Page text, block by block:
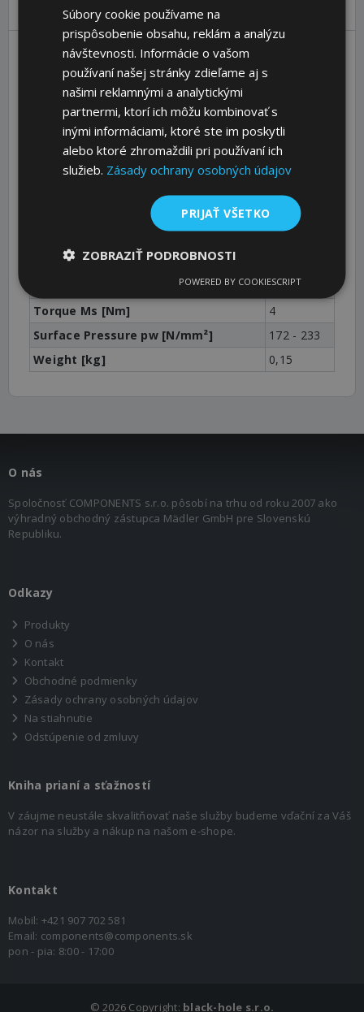
Parametre Ceny
Inner Ø d [mm]
Shaft Ø dw [mm]
Torque Mt [Nm]
D [mm]
44
L [mm]
17
20,5
16
Torque Ms [Nm]
4
Surface Pressure pw [N/mm²]
172 - 233
Weight [kg]
0,15
O nás
Spoločnosť COMPONENTS s.r.o. pôsobí na trhu od roku 2007 ako
výhradný obchodný zástupca Mädler GmbH pre Slovenskú
Republiku.
Odkazy
Produkty
O nás
Kontakt
Obchodné podmienky
Zásady ochrany osobných údajov
Na stiahnutie
Odstúpenie od zmluvy
Kniha prianí a sťažností
V záujme neustále skvalitňovať naše služby budeme vďační za Váš
názor na služby a nákup na našom e-shope.
Kontakt
Mobil: +421 907 702 581
Email: components@components.sk
pon - pia: 8:00 - 17:00
©2026 Copyright: black-hole s.r.o.
Súbory cookie používame na
prispôsobenie obsahu, reklám a analýzu
návštevnosti. Informácie o vašom
používaní našej stránky zdieľame aj s
našimi reklamnými a analytickými
partnermi, ktorí ich môžu kombinovať s
inými informáciami, ktoré ste im poskytli
alebo ktoré zhromaždili pri používaní ich
služieb. Zásady ochrany osobných údajov
PRIJAŤ VŠETKO
ZOBRAZIŤ PODROBNOSTI
POWERED BY COOKIESCRIPT